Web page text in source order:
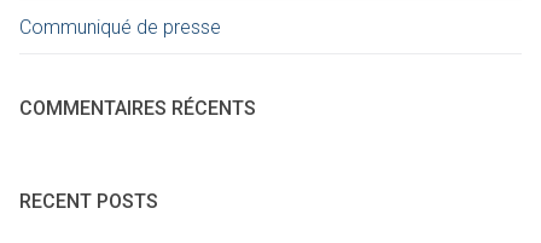
Communiqué de presse
COMMENTAIRES RÉCENTS
RECENT POSTS